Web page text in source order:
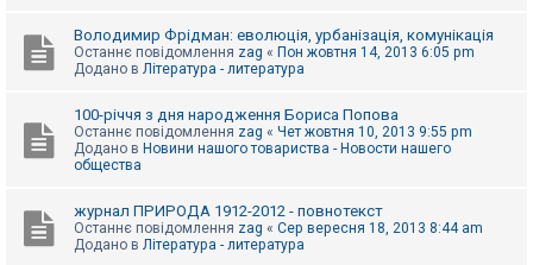
е
и
е
Володимир Фрідман: еволюція, урбанізація, комунікація
Останнє повідомлення zag « Пон жовтня 14, 2013 6:05 pm
Додано в Література - литература
100-річчя з дня народження Бориса Попова
Останнє повідомлення zag « Чет жовтня 10, 2013 9:55 pm
Додано в Новини нашого товариства - Новости нашего
общества
журнал ПРИРОДА 1912-2012 - повнотекст
Останнє повідомлення zag « Сер вересня 18, 2013 8:44 am
Додано в Література - литература